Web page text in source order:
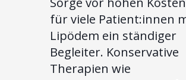
für viele Patient:innen
Lipödem ein ständiger
Begleiter. Konservative
Therapien wie